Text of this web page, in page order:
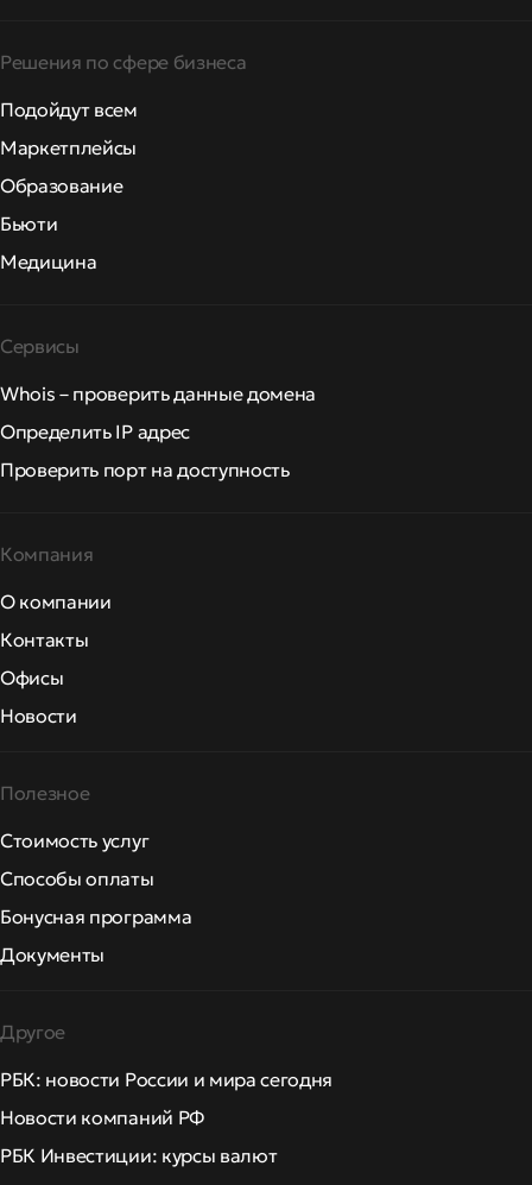
Решения по сфере бизнеса
Подойдут всем
Маркетплейсы
Образование
Бьюти
Медицина
Сервисы
Whois – проверить данные домена
Определить IP адрес
Проверить порт на доступность
Компания
О компании
Контакты
Офисы
Новости
Полезное
Стоимость услуг
Способы оплаты
Бонусная программа
Документы
Другое
РБК: новости России и мира сегодня
Новости компаний РФ
РБК Инвестиции: курсы валют